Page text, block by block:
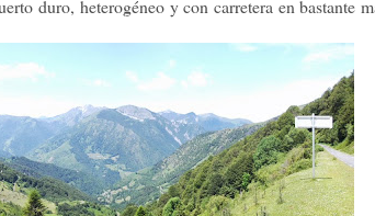
duro, heterogéneo y con carretera en bastante